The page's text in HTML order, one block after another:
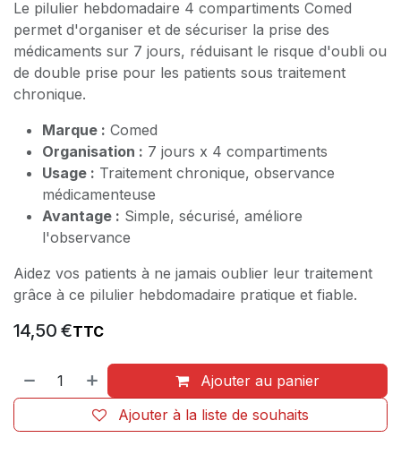
Le pilulier hebdomadaire 4 compartiments Comed
permet d'organiser et de sécuriser la prise des
médicaments sur 7 jours, réduisant le risque d'oubli ou
de double prise pour les patients sous traitement
chronique.
Marque : Comed
Organisation : 7 jours x 4 compartiments
Usage : Traitement chronique, observance
médicamenteuse
Avantage : Simple, sécurisé, améliore
l'observance
Aidez vos patients à ne jamais oublier leur traitement
grâce à ce pilulier hebdomadaire pratique et fiable.
14,50 €TTC
Ajouter au panier
Ajouter à la liste de souhaits